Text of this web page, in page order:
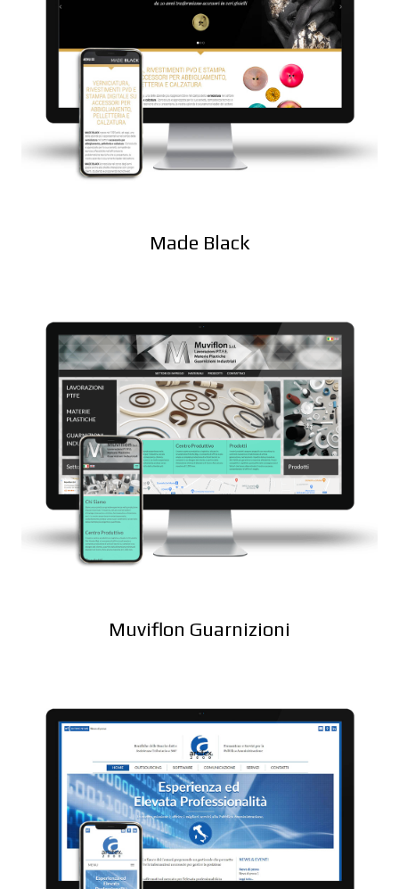
Made Black
Muviflon Guarnizioni